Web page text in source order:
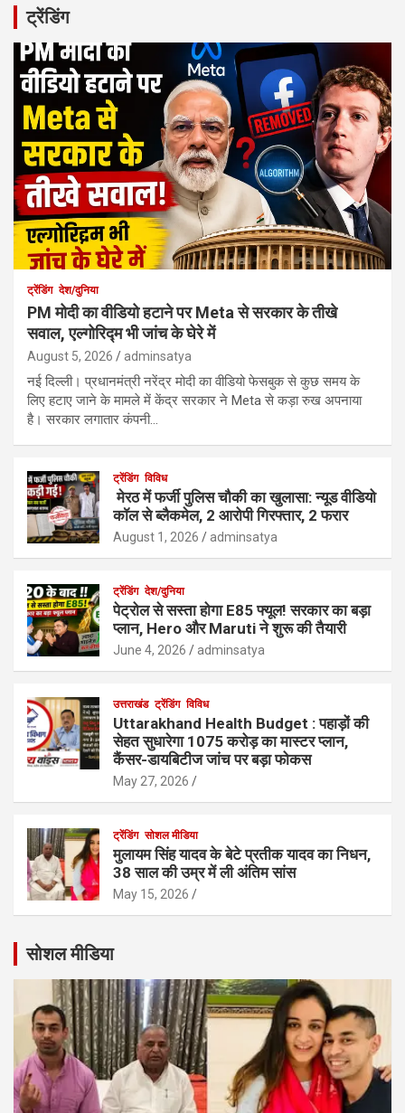
ट्रेंडिंग
ट्रेंडिंग देश/दुनिया
PM मोदी का वीडियो हटाने पर Meta से सरकार के तीखे
सवाल, एल्गोरिद्म भी जांच के घेरे में
August 5, 2026 adminsatya
नई दिल्ली। प्रधानमंत्री नरेंद्र मोदी का वीडियो फेसबुक से कुछ समय के
लिए हटाए जाने के मामले में केंद्र सरकार ने Meta से कड़ा रुख अपनाया
है। सरकार लगातार कंपनी…
ट्रेंडिंग विविध
मेरठ में फर्जी पुलिस चौकी का खुलासा: न्यूड वीडियो
कॉल से ब्लैकमेल, 2 आरोपी गिरफ्तार, 2 फरार
August 1, 2026 adminsatya
ट्रेंडिंग देश/दुनिया
पेट्रोल से सस्ता होगा E85 फ्यूल! सरकार का बड़ा
प्लान, Hero और Maruti ने शुरू की तैयारी
June 4, 2026 adminsatya
उत्तराखंड ट्रेंडिंग विविध
Uttarakhand Health Budget : पहाड़ों की
सेहत सुधारेगा 1075 करोड़ का मास्टर प्लान,
कैंसर-डायबिटीज जांच पर बड़ा फोकस
May 27, 2026
ट्रेंडिंग सोशल मीडिया
मुलायम सिंह यादव के बेटे प्रतीक यादव का निधन,
38 साल की उम्र में ली अंतिम सांस
May 15, 2026
सोशल मीडिया